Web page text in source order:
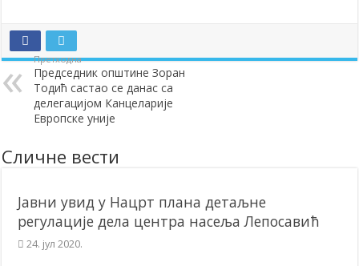
Полагањем венаца и свечаном академијом у Сочаници
Братске и пријатељске општине и грдови уручили поклон
ОБАВЕШТЕЊЕ – Бесплатан СкиПас 2024
Претходна
Председник општине Зоран
Тодић састао се данас са
делегацијом Канцеларије
Европске уније
Сличне вести
Јавни увид у Нацрт плана детаљне
регулације дела центра насеља Лепосавић
24. јул 2020.